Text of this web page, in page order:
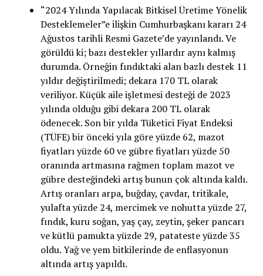
“2024 Yılında Yapılacak Bitkisel Üretime Yönelik
Desteklemeler”e ilişkin Cumhurbaşkanı kararı 24
Ağustos tarihli Resmi Gazete’de yayınlandı. Ve
görüldü ki; bazı destekler yıllardır aynı kalmış
durumda. Örneğin fındıktaki alan bazlı destek 11
yıldır değiştirilmedi; dekara 170 TL olarak
veriliyor. Küçük aile işletmesi desteği de 2023
yılında olduğu gibi dekara 200 TL olarak
ödenecek. Son bir yılda Tüketici Fiyat Endeksi
(TÜFE) bir önceki yıla göre yüzde 62, mazot
fiyatları yüzde 60 ve gübre fiyatları yüzde 50
oranında artmasına rağmen toplam mazot ve
gübre desteğindeki artış bunun çok altında kaldı.
Artış oranları arpa, buğday, çavdar, tritikale,
yulafta yüzde 24, mercimek ve nohutta yüzde 27,
fındık, kuru soğan, yaş çay, zeytin, şeker pancarı
ve kütlü pamukta yüzde 29, patateste yüzde 35
oldu. Yağ ve yem bitkilerinde de enflasyonun
altında artış yapıldı.